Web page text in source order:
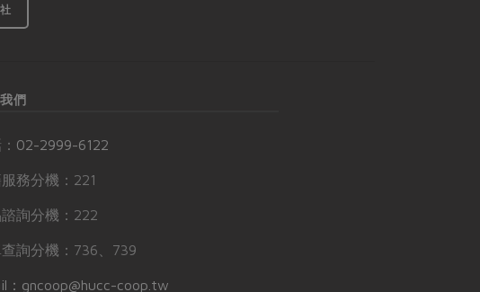
們
02-2999-6122
務分機：221
詢分機：222
詢分機：736、739
：gncoop@hucc-coop.tw